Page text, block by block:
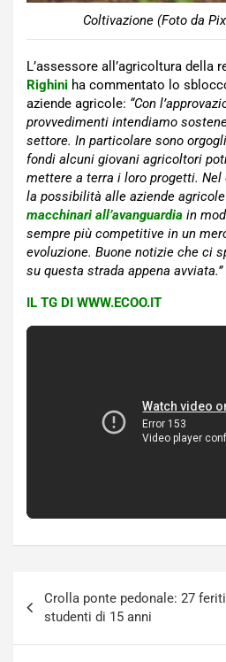
Coltivazione (Foto da
L’assessore all’agricoltura della
Righini ha commentato lo
aziende agricole: “Con
provvedimenti intendiamo
settore. In particolare sono
fondi alcuni giovani agricoltori
mettere a terra i loro progetti.
la possibilità alle aziende
macchinari all’avanguardia in
sempre più competitive in un
evoluzione. Buone notizie che ci
su questa strada appena avviata.”
IL TG DI WWW.ECOO.IT
articoli
Crolla ponte pedonale: 27
studenti di 15 anni